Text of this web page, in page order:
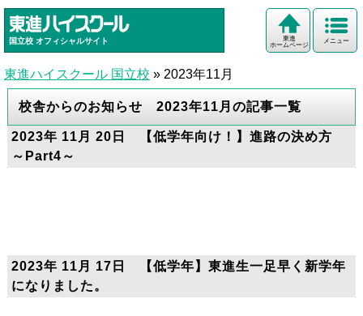
国立校 オフィシャルサイト メニュー
東進
ホームページ
東進ハイスクール 国立校 » 2023年11月
校舎からのお知らせ 2023年11月の記事一覧
2023年 11月 20日 【低学年向け！】進路の決め方
～Part4～
2023年 11月 17日 【低学年】東進生一足早く新学年
になりました。